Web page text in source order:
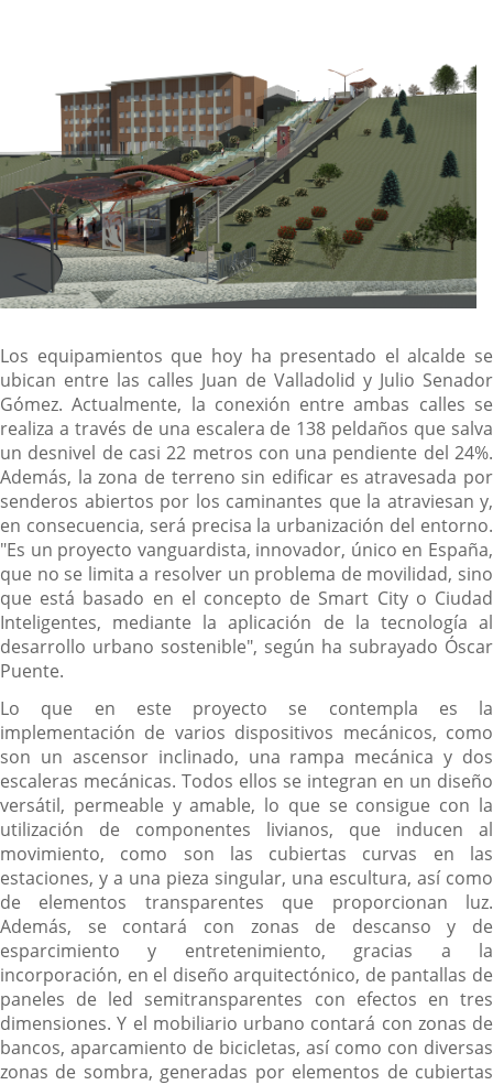
Los equipamientos que hoy ha presentado el alcalde se
ubican entre las calles Juan de Valladolid y Julio Senador
Gómez. Actualmente, la conexión entre ambas calles se
realiza a través de una escalera de 138 peldaños que salva
un desnivel de casi 22 metros con una pendiente del 24%.
Además, la zona de terreno sin edificar es atravesada por
senderos abiertos por los caminantes que la atraviesan y,
en consecuencia, será precisa la urbanización del entorno.
"Es un proyecto vanguardista, innovador, único en España,
que no se limita a resolver un problema de movilidad, sino
que está basado en el concepto de Smart City o Ciudad
Inteligentes, mediante la aplicación de la tecnología al
desarrollo urbano sostenible", según ha subrayado Óscar
Puente.
Lo que en este proyecto se contempla es la
implementación de varios dispositivos mecánicos, como
son un ascensor inclinado, una rampa mecánica y dos
escaleras mecánicas. Todos ellos se integran en un diseño
versátil, permeable y amable, lo que se consigue con la
utilización de componentes livianos, que inducen al
movimiento, como son las cubiertas curvas en las
estaciones, y a una pieza singular, una escultura, así como
de elementos transparentes que proporcionan luz.
Además, se contará con zonas de descanso y de
esparcimiento y entretenimiento, gracias a la
incorporación, en el diseño arquitectónico, de pantallas de
paneles de led semitransparentes con efectos en tres
dimensiones. Y el mobiliario urbano contará con zonas de
bancos, aparcamiento de bicicletas, así como con diversas
zonas de sombra, generadas por elementos de cubiertas